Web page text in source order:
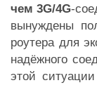
чем 3G/4G-
вынуждены
роутера для
надёжного
этой